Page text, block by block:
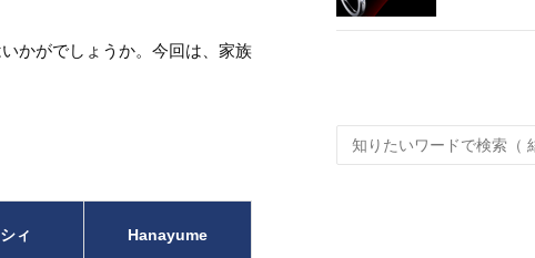
かがでしょうか。今回は、家族
ィ Hanayume